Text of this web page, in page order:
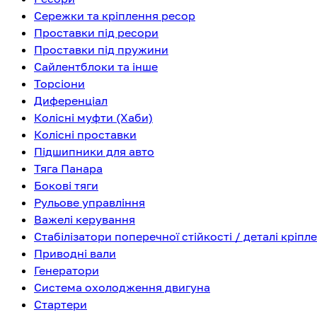
Сережки та кріплення ресор
Проставки під ресори
Проставки під пружини
Сайлентблоки та інше
Торсіони
Диференціал
Колісні муфти (Хаби)
Колісні проставки
Підшипники для авто
Тяга Панара
Бокові тяги
Рульове управління
Важелі керування
Стабілізатори поперечної стійкості / деталі
Приводні вали
Генератори
Система охолодження двигуна
Стартери